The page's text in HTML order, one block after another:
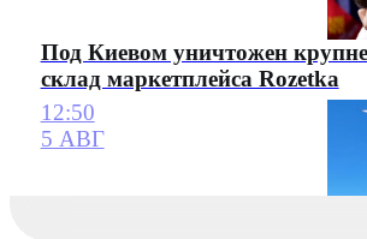
Под Киевом уничтожен
склад маркетплейса Rozetka
12:50
5 АВГ